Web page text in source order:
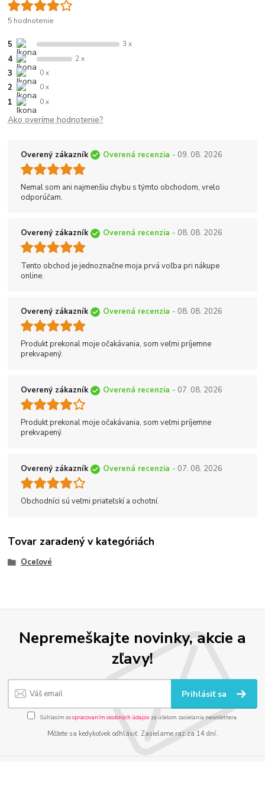
5 hodnotenie
5 3 x
4 2 x
3 0 x
2 0 x
1 0 x
Ako overíme hodnotenie?
Overený zákazník Overená recenzia - 09. 08. 2026
Nemal som ani najmenšiu chybu s týmto obchodom, vrelo
odporúčam.
Overený zákazník Overená recenzia - 08. 08. 2026
Tento obchod je jednoznačne moja prvá voľba pri nákupe
online.
Overený zákazník Overená recenzia - 08. 08. 2026
Produkt prekonal moje očakávania, som veľmi príjemne
prekvapený.
Overený zákazník Overená recenzia - 07. 08. 2026
Produkt prekonal moje očakávania, som veľmi príjemne
prekvapený.
Overený zákazník Overená recenzia - 07. 08. 2026
Obchodníci sú veľmi priateľskí a ochotní.
Tovar zaradený v kategóriách
Oceľové
Nepremeškajte novinky, akcie a
zľavy!
Prihlásiť sa
Súhlasím sospracovaním osobných údajov za účelom zasielania newslettera.
Môžete sa kedykoľvek odhlásiť. Zasielame raz za 14 dní.